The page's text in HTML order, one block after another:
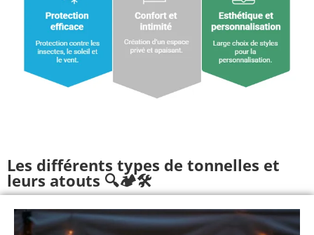
Les différents types de tonnelles et
leurs atouts 🔍🏕️🛠️